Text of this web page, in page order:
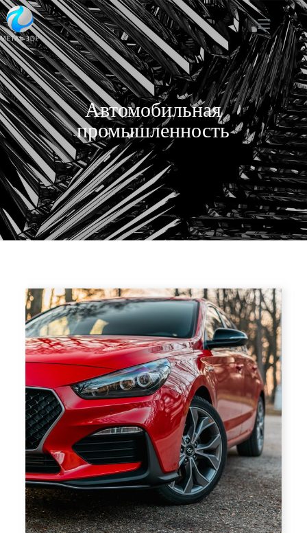
Автомобильная
промышленность